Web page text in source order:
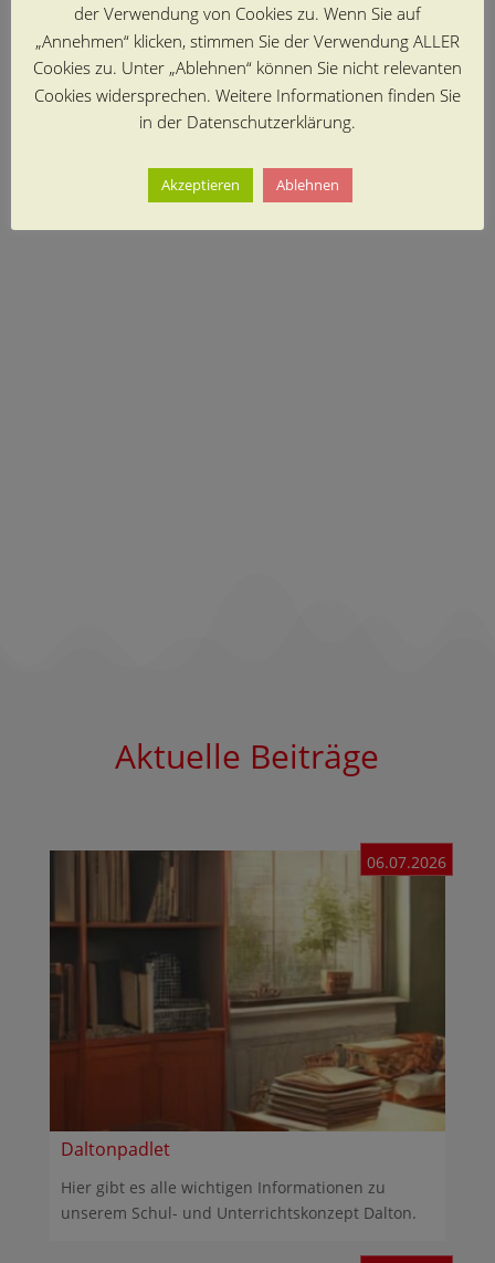
Aktuelle Beiträge
Daltonpadlet
06.07.2026
Hier gibt es alle wichtigen Informationen zu
unserem Schul- und Unterrichtskonzept Dalton.
der Verwendung von Cookies zu. Wenn Sie auf
„Annehmen“ klicken, stimmen Sie der Verwendung ALLER
Cookies zu. Unter „Ablehnen“ können Sie nicht relevanten
Cookies widersprechen. Weitere Informationen finden Sie
in der Datenschutzerklärung.
Akzeptieren Ablehnen